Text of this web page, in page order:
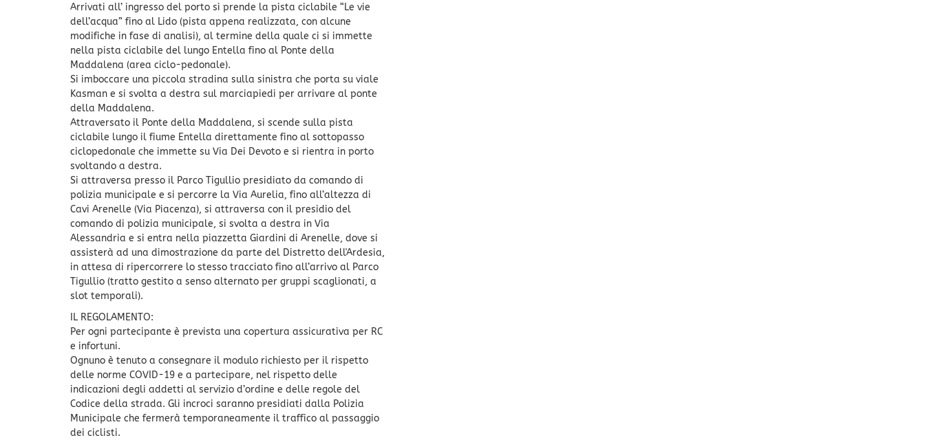
Arrivati all’ ingresso del porto si prende la pista ciclabile “Le vie
dell’acqua” fino al Lido (pista appena realizzata, con alcune
modifiche in fase di analisi), al termine della quale ci si immette
nella pista ciclabile del lungo Entella fino al Ponte della
Maddalena (area ciclo-pedonale).
Si imboccare una piccola stradina sulla sinistra che porta su viale
Kasman e si svolta a destra sul marciapiedi per arrivare al ponte
della Maddalena.
Attraversato il Ponte della Maddalena, si scende sulla pista
ciclabile lungo il fiume Entella direttamente fino al sottopasso
ciclopedonale che immette su Via Dei Devoto e si rientra in porto
svoltando a destra.
Si attraversa presso il Parco Tigullio presidiato da comando di
polizia municipale e si percorre la Via Aurelia, fino all’altezza di
Cavi Arenelle (Via Piacenza), si attraversa con il presidio del
comando di polizia municipale, si svolta a destra in Via
Alessandria e si entra nella piazzetta Giardini di Arenelle, dove si
assisterà ad una dimostrazione da parte del Distretto dell'Ardesia,
in attesa di ripercorrere lo stesso tracciato fino all’arrivo al Parco
Tigullio (tratto gestito a senso alternato per gruppi scaglionati, a
slot temporali).
IL REGOLAMENTO:
Per ogni partecipante è prevista una copertura assicurativa per RC
e infortuni.
Ognuno è tenuto a consegnare il modulo richiesto per il rispetto
delle norme COVID-19 e a partecipare, nel rispetto delle
indicazioni degli addetti al servizio d’ordine e delle regole del
Codice della strada. Gli incroci saranno presidiati dalla Polizia
Municipale che fermerà temporaneamente il traffico al passaggio
dei ciclisti.